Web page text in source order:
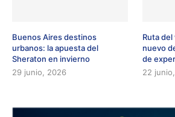
Buenos Aires destinos
urbanos: la apuesta del
Sheraton en invierno
29 junio, 2026
Ruta
nuevo
de
22